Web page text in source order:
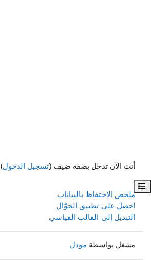
المقرر
أنت الآن تدخل بصفة ضيف (تسجيل الدخول)
ملخص الاحتفاظ بالبيانات
احصل على تطبيق الجوّال
التبديل إلى القالب القياسي
مشغل بواسطة مودل